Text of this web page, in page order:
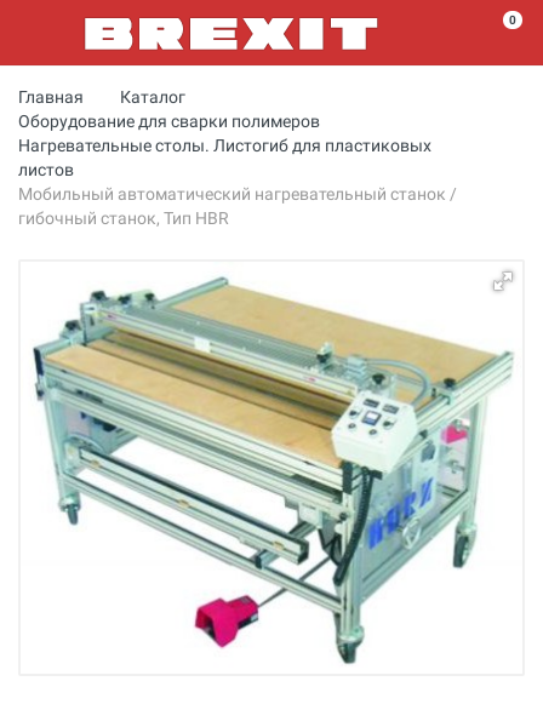
0
Главная
Каталог
Оборудование для сварки полимеров
Нагревательные столы. Листогиб для пластиковых
листов
Мобильный автоматический нагревательный станок /
гибочный станок, Тип HBR